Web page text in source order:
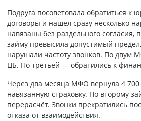
Подруга посоветовала обратиться к
договоры и нашёл сразу несколько
навязаны без раздельного согласия,
займу превысила допустимый
нарушали частоту звонков. По двум
ЦБ. По третьей — обратились к
Через два месяца МФО вернула 4 700
навязанную страховку. По второму
перерасчёт. Звонки прекратились
отказа от взаимодействия.